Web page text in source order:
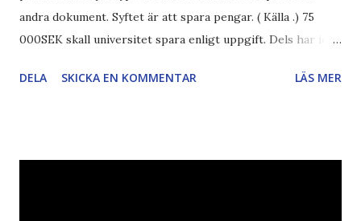
andra dokument. Syftet är att spara pengar. ( Källa .) 75
000SEK skall universitet spara enligt uppgift. Dels har iofs
"bläck". Dels så undrar jag om de 30% besparingar -
DELA SKICKA EN KOMMENTAR LÄS MER